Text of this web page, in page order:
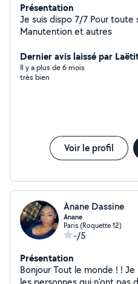
Présentation
Je suis dispo 7/7 Pour
Manutention et autres
Dernier avis laissé par
Il y a plus de 6 mois
très bien
Voir le profil
Anane Dassine
Anane
Paris (Roquette 12)
-/5
Présentation
Bonjour Tout le monde ! ! Je propose mes services pour